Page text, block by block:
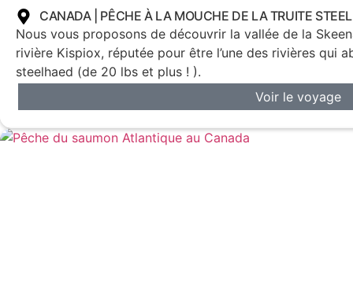
CANADA | PÊCHE À LA MOUCHE DE LA TRUITE
Nous vous proposons de découvrir la vallée de la
rivière Kispiox, réputée pour être l’une des rivières qui
steelhaed (de 20 lbs et plus ! ).
Voir le voyage